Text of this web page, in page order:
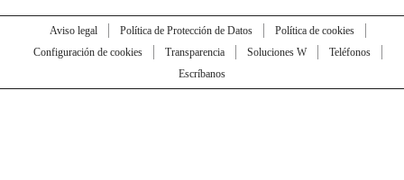
Aviso legal Política de Protección de Datos
Política de cookies
Configuración de cookies
Transparencia Soluciones W
Teléfonos
Escríbanos